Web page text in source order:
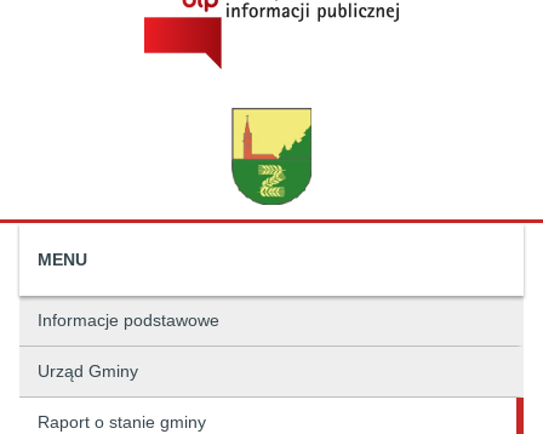
MENU
Informacje podstawowe
Urząd Gminy
Raport o stanie gminy